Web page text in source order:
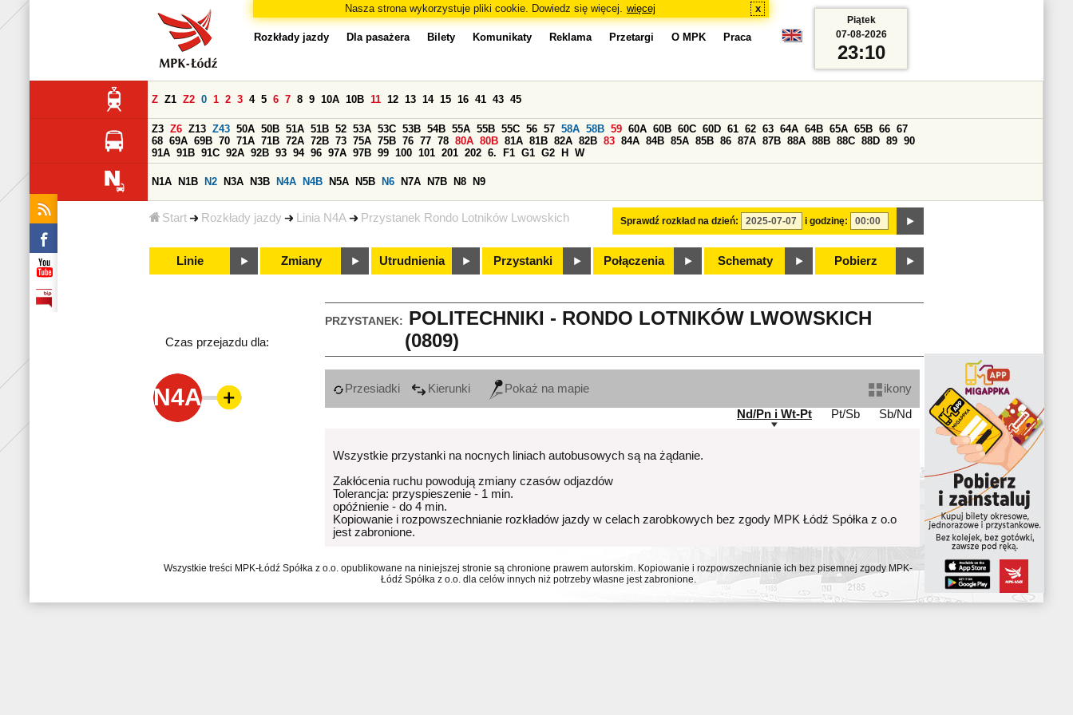
Nasza strona wykorzystuje pliki cookie. Dowiedz się więcej. więcej x
Start Rozkłady jazdy Linia N4A Przystanek Rondo Lotników Lwowskich
Rozkłady jazdy Dla pasażera Bilety Komunikaty Reklama Przetargi O MPK Praca
Sprawdź rozkład na dzień: i godzinę:
Z Z1 Z2 0 1 2 3 4 5 6 7 8 9 10A 10B 11 12 13 14 15 16 41 43 45
Z3 Z6 Z13 Z43 50A 50B 51A 51B 52 53A 53C 53B 54B 55A 55B 55C 56 57 58A 58B 59 60A 60B 60C 60D 61 62 63 64A 64B 65A 65B 66 67
68 69A 69B 70 71A 71B 72A 72B 73 75A 75B 76 77 78 80A 80B 81A 81B 82A 82B 83 84A 84B 85A 85B 86 87A 87B 88A 88B 88C 88D 89 90
91A 91B 91C 92A 92B 93 94 96 97A 97B 99 100 101 201 202 6. F1 G1 G2 H W
N1A N1B N2 N3A N3B N4A N4B N5A N5B N6 N7A N7B N8 N9
Linie Zmiany Utrudnienia Przystanki Połączenia Schematy Pobierz
Piątek
07-08-2026
23:10
PRZYSTANEK: POLITECHNIKI - RONDO LOTNIKÓW LWOWSKICH
(0809)
Czas przejazdu dla:
N4A Przesiadki Kierunki Pokaż na mapie
ikony
Nd/Pn i Wt-Pt
Pt/Sb Sb/Nd
Wszystkie przystanki na nocnych liniach autobusowych są na żądanie.
Zakłócenia ruchu powodują zmiany czasów odjazdów
Tolerancja: przyspieszenie - 1 min.
opóźnienie - do 4 min.
Kopiowanie i rozpowszechnianie rozkładów jazdy w celach zarobkowych bez zgody MPK Łódź Spółka z o.o
jest zabronione.
Wszystkie treści MPK-Łódź Spółka z o.o. opublikowane na niniejszej stronie są chronione prawem autorskim. Kopiowanie i rozpowszechnianie ich bez pisemnej zgody MPK-
Łódź Spółka z o.o. dla celów innych niż potrzeby własne jest zabronione.